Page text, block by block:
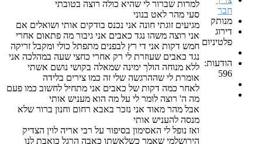
חבר
מנותק
דירוג
פלטיניום
הודעות:
596
למרות שברור לי שהיא כולה רוצה בטובתי
סעי מהר לאט בנוני
מגיעים זוגתי חונה אני נכנס בודקים אותי ושואלים אם
אני רוצה משהו נגד כאבים אני גיבור מה פתאום אחרי
חמש דקות אני די רץ לבפנים מתפתל כולי ומקבל זריקה
נגד כאבים שעוזרת לי רק אחרי כחצי שעה במהלכה אני
ללא מנוחה הולך ימינה שמאלה בקושי נושם אשתי
אומרת לי שההרגשה שלי זה כמו צירים בלידה
לאחר כמה דקות של כאבים אני מתחיל לחשוב כמו פעם
מה ה' רוצה לומר לי על מה הוא מעניש אותי
אבל מהר מאוד אני נזכר באבא רחום וחנון ברור שלא
מנסה להעניש אותי
ואז נופל לי האסימון בסיפור על רבי אריה לוין הצדיק
הירושלמי שאמר כשלאשתו כאבה הרגל כואבת לנו